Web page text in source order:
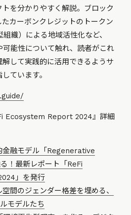
を分かりやすく解説。ブロック
カーボンクレジットのトークン
織）による地域活性化など、
可能性について触れ、読者がこれ
解して実践的に活用できるようサ
ています。
Ecosystem Report 2024』詳細
金融モデル「Regenerative
！最新レポート「ReFi
」を発行
間のジェンダー格差を埋める、
モデルたち